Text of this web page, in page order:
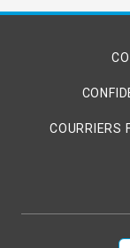
COURRIERS